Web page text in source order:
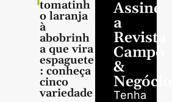
tomatinh
o laranja
à
abobrinh
a que vira
espaguete
: conheça
cinco
variedade
Assine
a
Revista
Campo
&
Tenha